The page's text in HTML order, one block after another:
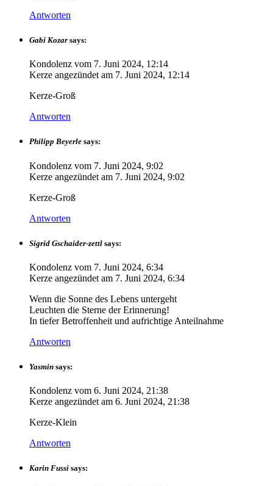
Antworten
Gabi Kozar says:
Kondolenz vom 7. Juni 2024, 12:14
Kerze angezündet am 7. Juni 2024, 12:14
Kerze-Groß
Antworten
Philipp Beyerle says:
Kondolenz vom 7. Juni 2024, 9:02
Kerze angezündet am 7. Juni 2024, 9:02
Kerze-Groß
Antworten
Sigrid Gschaider-zettl says:
Kondolenz vom 7. Juni 2024, 6:34
Kerze angezündet am 7. Juni 2024, 6:34
Wenn die Sonne des Lebens untergeht
Leuchten die Sterne der Erinnerung!
In tiefer Betroffenheit und aufrichtige Anteilnahme
Antworten
Yasmin says:
Kondolenz vom 6. Juni 2024, 21:38
Kerze angezündet am 6. Juni 2024, 21:38
Kerze-Klein
Antworten
Karin Fussi says: